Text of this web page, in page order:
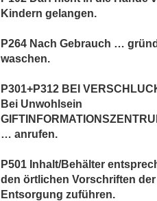
Kindern gelangen.
P264 Nach Gebrauch …
waschen.
P301+P312 BEI
Bei Unwohlsein
… anrufen.
P501 Inhalt/Behälter
den örtlichen Vorschriften der
Entsorgung zuführen.